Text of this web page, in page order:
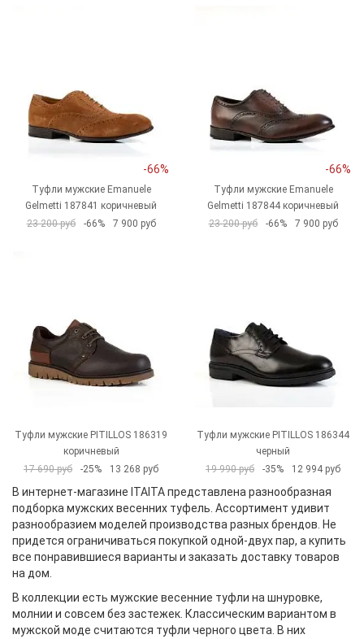
-66%
Туфли мужские Emanuele
Gelmetti 187841 коричневый
23 200 руб
-66% 7 900 руб
-66%
Туфли мужские Emanuele
Gelmetti 187844 коричневый
23 200 руб
-66% 7 900 руб
Туфли мужские PITILLOS 186319
коричневый
17 690 руб
-25% 13 268 руб
Туфли мужские PITILLOS 186344
черный
19 990 руб
-35% 12 994 руб
В интернет-магазине ITAITA представлена разнообразная
подборка мужских весенних туфель. Ассортимент удивит
разнообразием моделей производства разных брендов. Не
придется ограничиваться покупкой одной-двух пар, а купить
все понравившиеся варианты и заказать доставку товаров
на дом.
В коллекции есть мужские весенние туфли на шнуровке,
молнии и совсем без застежек. Классическим вариантом в
мужской моде считаются туфли черного цвета. В них